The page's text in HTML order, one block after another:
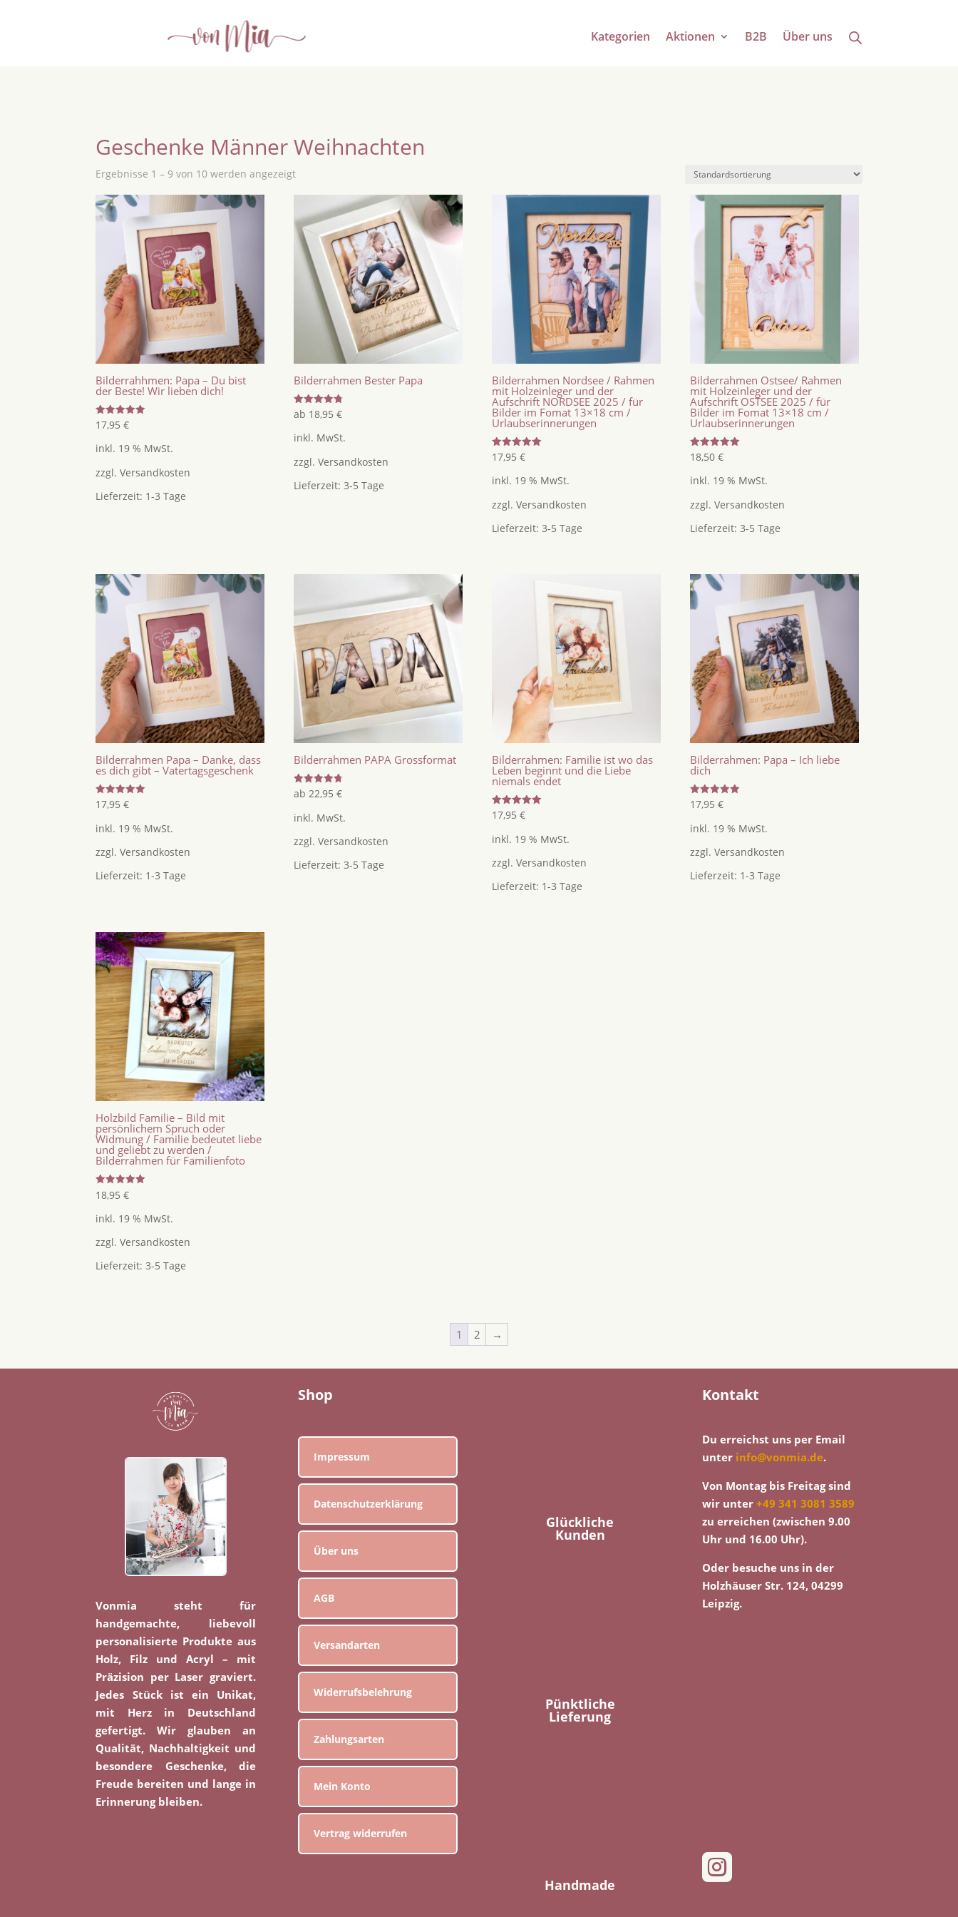
Kategorien Aktionen B2B Über uns
Geschenke Männer Weihnachten
Ergebnisse 1 – 9 von 10 werden angezeigt
Bilderrahhmen: Papa – Du bist
der Beste! Wir lieben dich!
Bewertet
mit
von 5
17,95€
inkl. 19 % MwSt.
zzgl.Versandkosten
Lieferzeit: 1-3 Tage
Bilderrahmen Bester Papa
Bewertet
mit
von 5
ab 18,95€
inkl. MwSt.
zzgl.Versandkosten
Lieferzeit:3-5 Tage
Bilderrahmen Nordsee / Rahmen
mit Holzeinleger und der
Aufschrift NORDSEE 2025 / für
Bilder im Fomat 13×18 cm /
Urlaubserinnerungen
Bewertet
mit
von 5
17,95€
inkl. 19 % MwSt.
zzgl.Versandkosten
Lieferzeit:3-5 Tage
Bilderrahmen Ostsee/ Rahmen
mit Holzeinleger und der
Aufschrift OSTSEE 2025 / für
Bilder im Fomat 13×18 cm /
Urlaubserinnerungen
Bewertet
mit
von 5
18,50€
inkl. 19 % MwSt.
zzgl.Versandkosten
Lieferzeit:3-5 Tage
Bilderrahmen Papa – Danke, dass
es dich gibt – Vatertagsgeschenk
Bewertet
mit
von 5
17,95€
inkl. 19 % MwSt.
zzgl.Versandkosten
Lieferzeit: 1-3 Tage
Bilderrahmen PAPA Grossformat
Bewertet
mit
von 5
ab22,95€
inkl. MwSt.
zzgl.Versandkosten
Lieferzeit:3-5 Tage
Bilderrahmen: Familie ist wo das
Leben beginnt und die Liebe
niemals endet
Bewertet
mit
von 5
17,95€
inkl. 19 % MwSt.
zzgl.Versandkosten
Lieferzeit: 1-3 Tage
Bilderrahmen: Papa – Ich liebe
dich
Bewertet
mit
von 5
17,95€
inkl. 19 % MwSt.
zzgl.Versandkosten
Lieferzeit: 1-3 Tage
Holzbild Familie – Bild mit
persönlichem Spruch oder
Widmung / Familie bedeutet liebe
und geliebt zu werden /
Bilderrahmen für Familienfoto
Bewertet
mit
von 5
18,95€
inkl. 19 % MwSt.
zzgl.Versandkosten
Lieferzeit:3-5 Tage
1 2 →
Vonmia steht für
handgemachte, liebevoll
personalisierte Produkte aus
Holz, Filz und Acryl – mit
Präzision per Laser graviert.
Jedes Stück ist ein Unikat,
mit Herz in Deutschland
gefertigt. Wir glauben an
Qualität, Nachhaltigkeit und
besondere Geschenke, die
Freude bereiten und lange in
Erinnerung bleiben.
Shop
Impressum
Datenschutzerklärung
Über uns
AGB
Versandarten
Widerrufsbelehrung
Zahlungsarten
Mein Konto
Vertrag widerrufen
Glückliche
Kunden
Pünktliche
Lieferung
Handmade
Kontakt
Du erreichst uns per Email
unter info@vonmia.de.
Von Montag bis Freitag sind
wir unter+49 341 3081 3589
zu erreichen (zwischen 9.00
Uhr und 16.00 Uhr).
Oder besuche uns in der
Holzhäuser Str. 124, 04299
Leipzig.
